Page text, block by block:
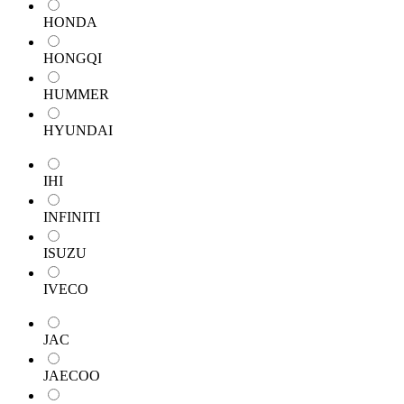
HONDA
HONGQI
HUMMER
HYUNDAI
IHI
INFINITI
ISUZU
IVECO
JAC
JAECOO